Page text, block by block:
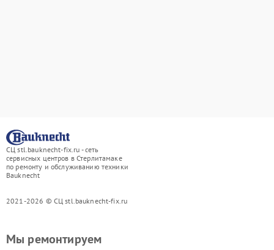
СЦ stl.bauknecht-fix.ru - сеть
сервисных центров в Стерлитамаке
по ремонту и обслуживанию техники
Bauknecht
2021-2026 © СЦ stl.bauknecht-fix.ru
Мы ремонтируем